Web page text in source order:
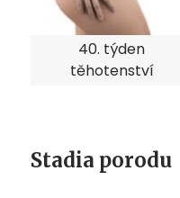
40. týden
těhotenství
Stadia porodu